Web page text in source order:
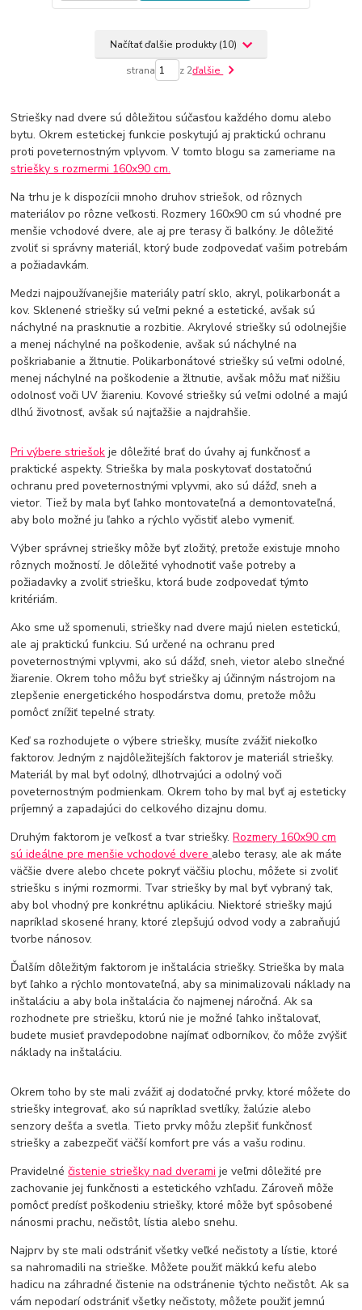
Načítať ďalšie produkty (10)
strana z 2ďalšie
Striešky nad dvere sú dôležitou súčasťou každého domu alebo
bytu. Okrem estetickej funkcie poskytujú aj praktickú ochranu
proti poveternostným vplyvom. V tomto blogu sa zameriame na
striešky s rozmermi 160x90 cm.
Na trhu je k dispozícii mnoho druhov striešok, od rôznych
materiálov po rôzne veľkosti. Rozmery 160x90 cm sú vhodné pre
menšie vchodové dvere, ale aj pre terasy či balkóny. Je dôležité
zvoliť si správny materiál, ktorý bude zodpovedať vašim potrebám
a požiadavkám.
Medzi najpoužívanejšie materiály patrí sklo, akryl, polikarbonát a
kov. Sklenené striešky sú veľmi pekné a estetické, avšak sú
náchylné na prasknutie a rozbitie. Akrylové striešky sú odolnejšie
a menej náchylné na poškodenie, avšak sú náchylné na
poškriabanie a žltnutie. Polikarbonátové striešky sú veľmi odolné,
menej náchylné na poškodenie a žltnutie, avšak môžu mať nižšiu
odolnosť voči UV žiareniu. Kovové striešky sú veľmi odolné a majú
dlhú životnosť, avšak sú najťažšie a najdrahšie.
Pri výbere striešok je dôležité brať do úvahy aj funkčnosť a
praktické aspekty. Strieška by mala poskytovať dostatočnú
ochranu pred poveternostnými vplyvmi, ako sú dážď, sneh a
vietor. Tiež by mala byť ľahko montovateľná a demontovateľná,
aby bolo možné ju ľahko a rýchlo vyčistiť alebo vymeniť.
Výber správnej striešky môže byť zložitý, pretože existuje mnoho
rôznych možností. Je dôležité vyhodnotiť vaše potreby a
požiadavky a zvoliť striešku, ktorá bude zodpovedať týmto
kritériám.
Ako sme už spomenuli, striešky nad dvere majú nielen estetickú,
ale aj praktickú funkciu. Sú určené na ochranu pred
poveternostnými vplyvmi, ako sú dážď, sneh, vietor alebo slnečné
žiarenie. Okrem toho môžu byť striešky aj účinným nástrojom na
zlepšenie energetického hospodárstva domu, pretože môžu
pomôcť znížiť tepelné straty.
Keď sa rozhodujete o výbere striešky, musíte zvážiť niekoľko
faktorov. Jedným z najdôležitejších faktorov je materiál striešky.
Materiál by mal byť odolný, dlhotrvajúci a odolný voči
poveternostným podmienkam. Okrem toho by mal byť aj esteticky
príjemný a zapadajúci do celkového dizajnu domu.
Druhým faktorom je veľkosť a tvar striešky.Rozmery 160x90 cm
sú ideálne pre menšie vchodové dvere alebo terasy, ale ak máte
väčšie dvere alebo chcete pokryť väčšiu plochu, môžete si zvoliť
striešku s inými rozmormi. Tvar striešky by mal byť vybraný tak,
aby bol vhodný pre konkrétnu aplikáciu. Niektoré striešky majú
napríklad skosené hrany, ktoré zlepšujú odvod vody a zabraňujú
tvorbe nánosov.
Ďalším dôležitým faktorom je inštalácia striešky. Strieška by mala
byť ľahko a rýchlo montovateľná, aby sa minimalizovali náklady na
inštaláciu a aby bola inštalácia čo najmenej náročná. Ak sa
rozhodnete pre striešku, ktorú nie je možné ľahko inštalovať,
budete musieť pravdepodobne najímať odborníkov, čo môže zvýšiť
náklady na inštaláciu.
Okrem toho by ste mali zvážiť aj dodatočné prvky, ktoré môžete do
striešky integrovať, ako sú napríklad svetlíky, žalúzie alebo
senzory dešťa a svetla. Tieto prvky môžu zlepšiť funkčnosť
striešky a zabezpečiť väčší komfort pre vás a vašu rodinu.
Pravidelnéčistenie striešky nad dverami je veľmi dôležité pre
zachovanie jej funkčnosti a estetického vzhľadu. Zároveň môže
pomôcť predísť poškodeniu striešky, ktoré môže byť spôsobené
nánosmi prachu, nečistôt, lístia alebo snehu.
Najprv by ste mali odstrániť všetky veľké nečistoty a lístie, ktoré
sa nahromadili na strieške. Môžete použiť mäkkú kefu alebo
hadicu na záhradné čistenie na odstránenie týchto nečistôt. Ak sa
vám nepodarí odstrániť všetky nečistoty, môžete použiť jemnú